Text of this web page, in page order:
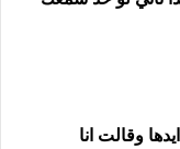
وقالت انا